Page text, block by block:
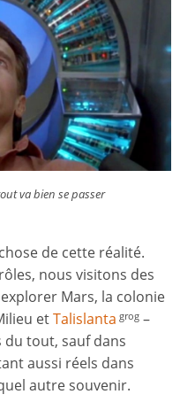
va bien se passer
de cette réalité.
nous visitons des
Mars, la colonie
etTalislanta grog –
tout, sauf dans
aussi réels dans
autre souvenir.